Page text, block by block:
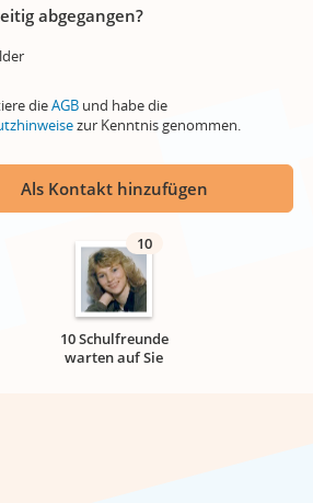
abgegangen?
dieAGB und habe die
zur Kenntnis genommen.
Als Kontakt hinzufügen
10
10 Schulfreunde
warten auf Sie